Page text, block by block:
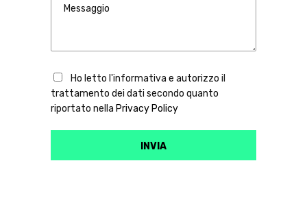
Ho letto l'informativa e autorizzo il
trattamento dei dati secondo quanto
riportato nella Privacy Policy